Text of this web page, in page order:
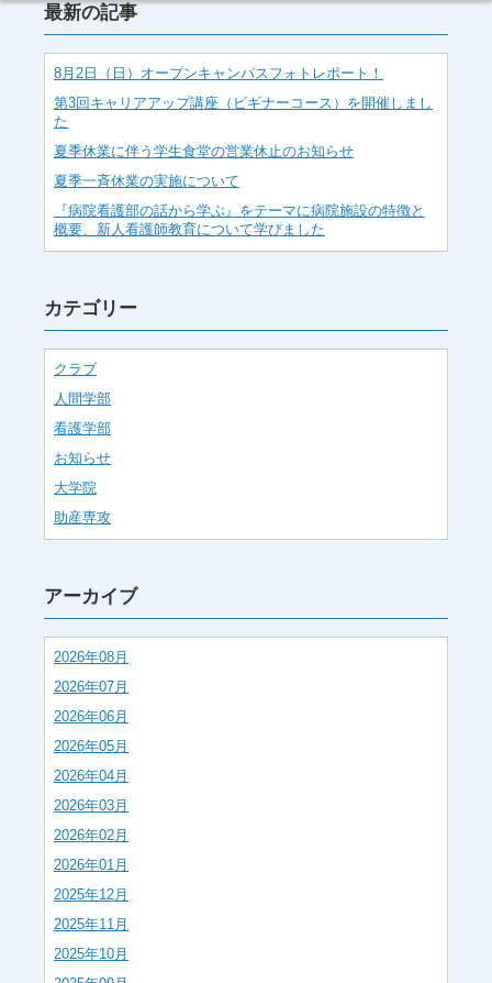
最新の記事
8月2日（日）オープンキャンパスフォトレポート！
第3回キャリアアップ講座（ビギナーコース）を開催しまし
た
夏季休業に伴う学生食堂の営業休止のお知らせ
夏季一斉休業の実施について
『病院看護部の話から学ぶ』をテーマに病院施設の特徴と
概要、新人看護師教育について学びました
カテゴリー
クラブ
人間学部
看護学部
お知らせ
大学院
助産専攻
アーカイブ
2026年08月
2026年07月
2026年06月
2026年05月
2026年04月
2026年03月
2026年02月
2026年01月
2025年12月
2025年11月
2025年10月